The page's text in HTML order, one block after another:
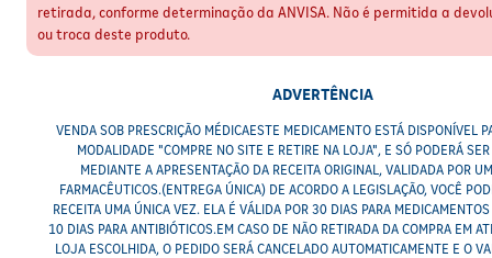
retirada, conforme determinação da ANVISA. Não é permitida a
ou troca deste produto.
ADVERTÊNCIA
VENDA SOB PRESCRIÇÃO MÉDICAESTE MEDICAMENTO ESTÁ DISPONÍVEL
MODALIDADE "COMPRE NO SITE E RETIRE NA LOJA", E SÓ PODERÁ
MEDIANTE A APRESENTAÇÃO DA RECEITA ORIGINAL, VALIDADA POR
FARMACÊUTICOS.(ENTREGA ÚNICA) DE ACORDO A LEGISLAÇÃO, VOCÊ
RECEITA UMA ÚNICA VEZ. ELA É VÁLIDA POR 30 DIAS PARA
10 DIAS PARA ANTIBIÓTICOS.EM CASO DE NÃO RETIRADA DA COMPRA EM
LOJA ESCOLHIDA, O PEDIDO SERÁ CANCELADO AUTOMATICAMENTE E O